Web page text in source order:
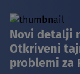
Novi detalji
Otkriveni
problemi za